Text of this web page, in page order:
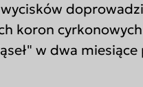
koron
w dwa miesiące